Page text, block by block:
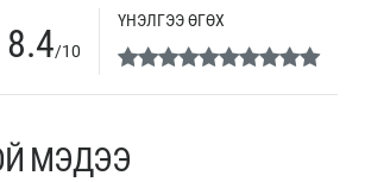
8.4/10
ҮНЭЛГЭЭ ӨГӨХ
МЭДЭЭ